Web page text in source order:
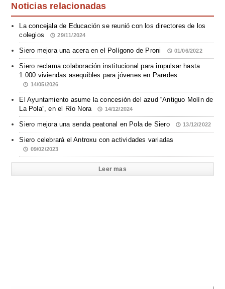
Noticias relacionadas
La concejala de Educación se reunió con los directores de los
colegios
29/11/2024
Siero mejora una acera en el Polígono de Proni 01/06/2022
Siero reclama colaboración institucional para impulsar hasta
1.000 viviendas asequibles para jóvenes en Paredes
14/05/2026
El Ayuntamiento asume la concesión del azud “Antiguo Molín de
La Pola”, en el Río Nora
14/12/2024
Siero mejora una senda peatonal en Pola de Siero 13/12/2022
Siero celebrará el Antroxu con actividades variadas
09/02/2023
Leer mas